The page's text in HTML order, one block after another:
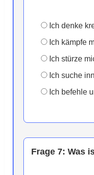
Ich denke
Ich kämpfe
Ich stürze
Ich suche
Ich befehle
Frage 7: Was